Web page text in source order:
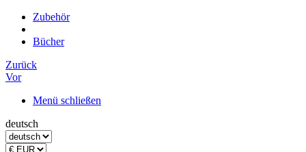
Zubehör
Bücher
Zurück
Vor
Menü schließen
deutsch